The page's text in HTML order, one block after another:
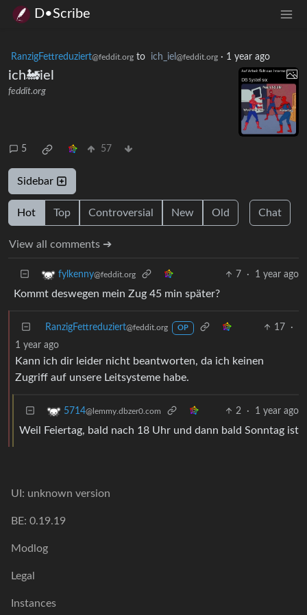
D•Scribe
RanzigFettreduziert@feddit.org to ich_iel @feddit.org · 1 year ago
ich🚂iel
feddit.org
5 57
Sidebar
Hot Top Controversial New Old Chat
View all comments ➔
fylkenny@feddit.org 7 · 1 year ago
Kommt deswegen mein Zug 45 min später?
RanzigFettreduziert@feddit.org OP 17
·
1 year ago
Kann ich dir leider nicht beantworten, da ich keinen
Zugriff auf unsere Leitsysteme habe.
5714@lemmy.dbzer0.com 2 · 1 year ago
Weil Feiertag, bald nach 18 Uhr und dann bald Sonntag ist
UI: unknown version
BE: 0.19.19
Modlog
Legal
Instances